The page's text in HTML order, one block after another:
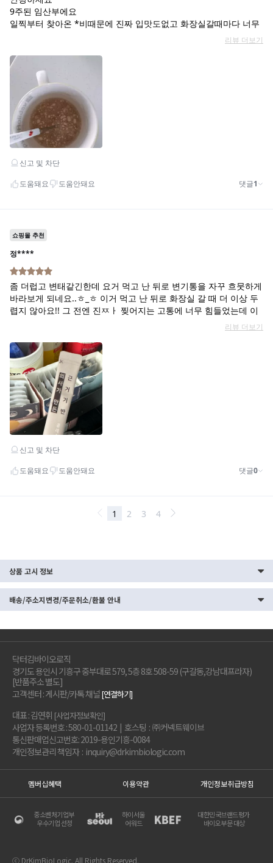
상품 고시 정보
배송/주소지변경/주문취소/환불 안내
닥터김바이오로직
경기도 용인시 기흥구 중부대로 579, 5층 8호 508-59 (구갈동,강남대프라자)
[반품주소 별도]
고객센터 : 게시판/카톡 채널[연결하기]
대표 : 김연휘 [사업자정보확인]
사업자 등록번호 : 580-01-01142 | 호스팅 : ㈜커넥트웨이브
통신판매업신고번호: 2019-용인기흥-0084
개인정보관리 책임자 : inquiry@drkimbiologic.com
멤버십혜택 이용약관 개인정보취급방침
중소벤처기업부
우수기업 선정
하이서울
어워드
대한민국브랜드평가
바이오부문 대상
ⓒ DrKimBioLogic. All Rights Reserved.